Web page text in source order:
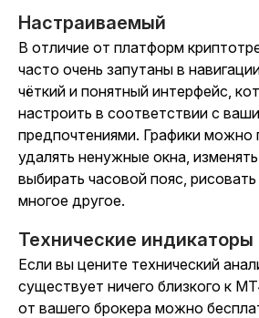
Настраиваемый
В отличие от платформ
часто очень запутаны в
чёткий и понятный интерфейс,
настроить в соответствии с
предпочтениями. Графики можно
удалять ненужные окна,
выбирать часовой пояс,
многое другое.
Технические индикаторы
Если вы цените технический
существует ничего близкого к
от вашего брокера можно